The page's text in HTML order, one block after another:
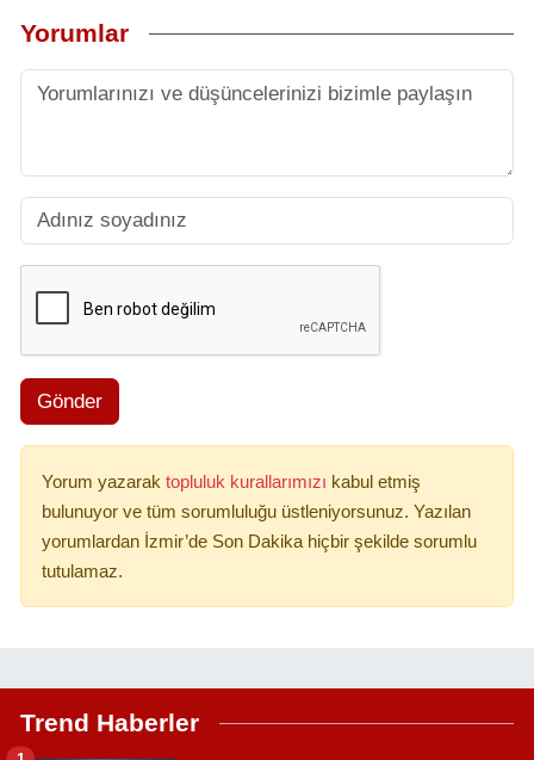
Yorumlar
Gönder
Yorum yazarak topluluk kurallarımızı kabul etmiş
bulunuyor ve tüm sorumluluğu üstleniyorsunuz. Yazılan
yorumlardan İzmir’de Son Dakika hiçbir şekilde sorumlu
tutulamaz.
Trend Haberler